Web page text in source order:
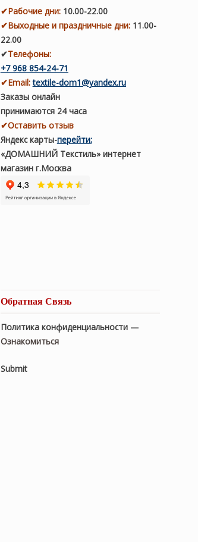
✔Рабочие дни: 10.00-22.00
✔Выходные и праздничные дни:11.00-
22.00
✔Телефоны:
+7 968 854-24-71
✔Email: textile-dom1@yandex.ru
Заказы онлайн
принимаются 24 часа
✔Оставить отзыв
Яндекс карты-перейти;
«ДОМАШНИЙ Текстиль» интернет
магазин г.Москва
Обратная Связь
Политика конфиденциальности —
Ознакомиться
Submit